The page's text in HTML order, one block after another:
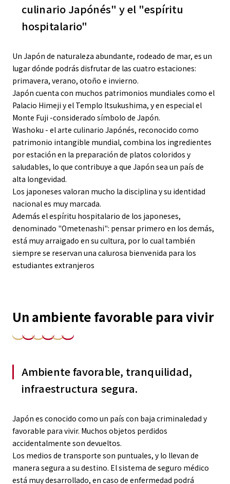
culinario Japónés" y el "espíritu
hospitalario"
Un Japón de naturaleza abundante, rodeado de mar, es un
lugar dónde podrás disfrutar de las cuatro estaciones:
primavera, verano, otoño e invierno.
Japón cuenta con muchos patrimonios mundiales como el
Palacio Himeji y el Templo Itsukushima, y en especial el
Monte Fuji -considerado símbolo de Japón.
Washoku - el arte culinario Japónés, reconocido como
patrimonio intangible mundial, combina los ingredientes
por estación en la preparación de platos coloridos y
saludables, lo que contribuye a que Japón sea un país de
alta longevidad.
Los japoneses valoran mucho la disciplina y su identidad
nacional es muy marcada.
Además el espíritu hospitalario de los japoneses,
denominado "Ometenashi": pensar primero en los demás,
está muy arraigado en su cultura, por lo cual también
siempre se reservan una calurosa bienvenida para los
estudiantes extranjeros
Un ambiente favorable para vivir
Ambiente favorable, tranquilidad,
infraestructura segura.
Japón es conocido como un país con baja criminaledad y
favorable para vivir. Muchos objetos perdidos
accidentalmente son devueltos.
Los medios de transporte son puntuales, y lo llevan de
manera segura a su destino. El sistema de seguro médico
está muy desarrollado, en caso de enfermedad podrá